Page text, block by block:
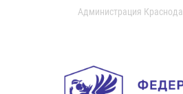
Администрация